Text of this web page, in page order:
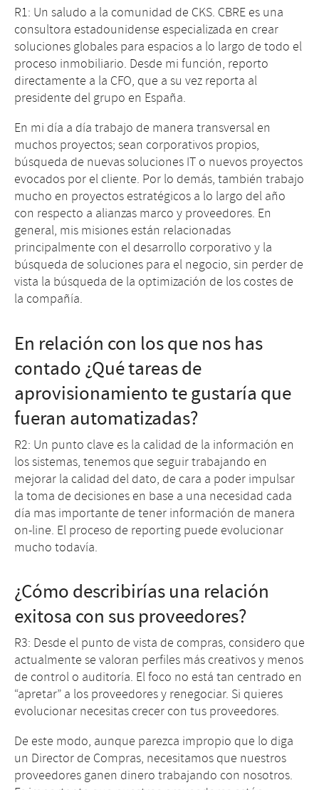
R1: Un saludo a la comunidad de CKS. CBRE es una
consultora estadounidense especializada en crear
soluciones globales para espacios a lo largo de todo el
proceso inmobiliario. Desde mi función, reporto
directamente a la CFO, que a su vez reporta al
presidente del grupo en España.
En mi día a día trabajo de manera transversal en
muchos proyectos; sean corporativos propios,
búsqueda de nuevas soluciones IT o nuevos proyectos
evocados por el cliente. Por lo demás, también trabajo
mucho en proyectos estratégicos a lo largo del año
con respecto a alianzas marco y proveedores. En
general, mis misiones están relacionadas
principalmente con el desarrollo corporativo y la
búsqueda de soluciones para el negocio, sin perder de
vista la búsqueda de la optimización de los costes de
la compañía.
En relación con los que nos has
contado ¿Qué tareas de
aprovisionamiento te gustaría que
fueran automatizadas?
R2: Un punto clave es la calidad de la información en
los sistemas, tenemos que seguir trabajando en
mejorar la calidad del dato, de cara a poder impulsar
la toma de decisiones en base a una necesidad cada
día mas importante de tener información de manera
on-line. El proceso de reporting puede evolucionar
mucho todavía.
¿Cómo describirías una relación
exitosa con sus proveedores?
R3: Desde el punto de vista de compras, considero que
actualmente se valoran perfiles más creativos y menos
de control o auditoría. El foco no está tan centrado en
“apretar” a los proveedores y renegociar. Si quieres
evolucionar necesitas crecer con tus proveedores.
De este modo, aunque parezca impropio que lo diga
un Director de Compras, necesitamos que nuestros
proveedores ganen dinero trabajando con nosotros.